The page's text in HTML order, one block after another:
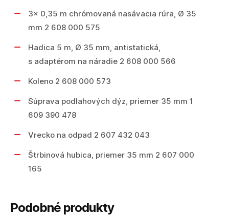
3× 0,35 m chrómovaná nasávacia rúra, Ø 35
mm 2 608 000 575
Hadica 5 m, Ø 35 mm, antistatická,
s adaptérom na náradie 2 608 000 566
Koleno 2 608 000 573
Súprava podlahových dýz, priemer 35 mm 1
609 390 478
Vrecko na odpad 2 607 432 043
Štrbinová hubica, priemer 35 mm 2 607 000
165
Podobné produkty